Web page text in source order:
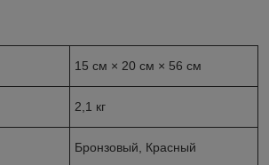
15 см × 20 см × 56 см
2,1 кг
Бронзовый, Красный